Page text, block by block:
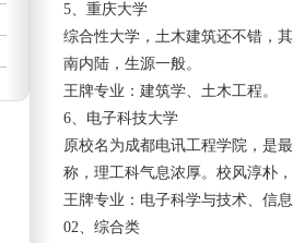
5、重庆大学
综合性大学，土木建筑还不错，
南内陆，生源一般。
王牌专业：建筑学、土木工程。
6、电子科技大学
原校名为成都电讯工程学院，是
称，理工科气息浓厚。校风淳朴
王牌专业：电子科学与技术、信
02、综合类